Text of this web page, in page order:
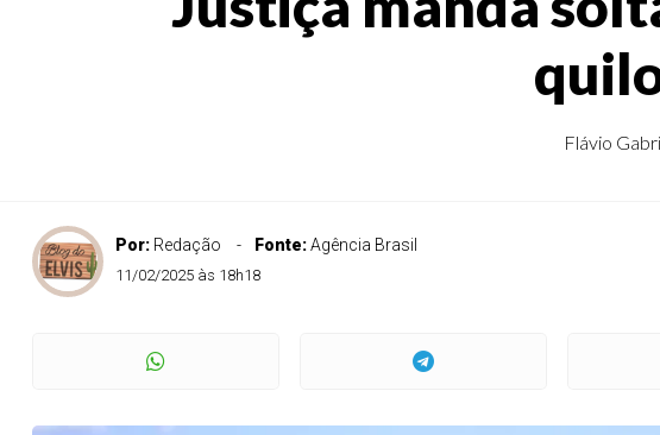
Flávio
Por: Redação Fonte:Agência Brasil
11/02/2025 às 18h18